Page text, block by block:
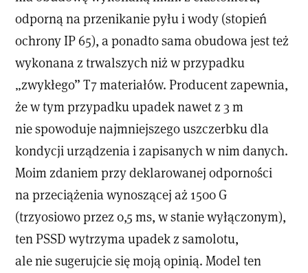
odporną na przenikanie pyłu i wody (stopień
ochrony IP 65), a ponadto sama obudowa jest też
wykonana z trwalszych niż w przypadku
„zwykłego” T7 materiałów. Producent zapewnia,
że w tym przypadku upadek nawet z 3 m
nie spowoduje najmniejszego uszczerbku dla
kondycji urządzenia i zapisanych w nim danych.
Moim zdaniem przy deklarowanej odporności
na przeciążenia wynoszącej aż 1500 G
(trzyosiowo przez 0,5 ms, w stanie wyłączonym),
ten PSSD wytrzyma upadek z samolotu,
ale nie sugerujcie się moją opinią. Model ten